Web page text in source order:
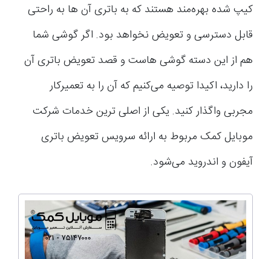
کیپ شده بهره‌مند هستند که به باتری آن ها به راحتی
قابل دسترسی و تعویض نخواهد بود. اگر گوشی شما
هم از این دسته گوشی هاست و قصد تعویض باتری آن
را دارید، اکیدا توصیه می‌کنیم که آن را به تعمیرکار
مجربی واگذار کنید. یکی از اصلی ترین خدمات شرکت
موبایل کمک مربوط به ارائه سرویس تعویض باتری
آیفون و اندروید می‌شود.